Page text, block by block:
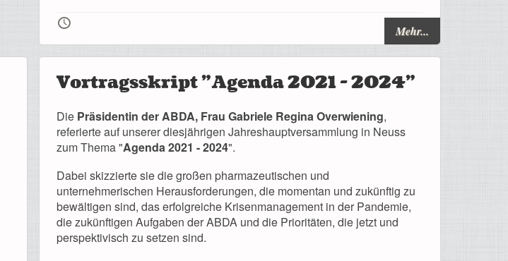
🕔 Mehr...
Vortragsskript "Agenda 2021 - 2024"
Die Präsidentin der ABDA, Frau Gabriele Regina Overwiening,
referierte auf unserer diesjährigen Jahreshauptversammlung in Neuss
zum Thema "Agenda 2021 - 2024".
Dabei skizzierte sie die großen pharmazeutischen und
unternehmerischen Herausforderungen, die momentan und zukünftig zu
bewältigen sind, das erfolgreiche Krisenmanagement in der Pandemie,
die zukünftigen Aufgaben der ABDA und die Prioritäten, die jetzt und
perspektivisch zu setzen sind.